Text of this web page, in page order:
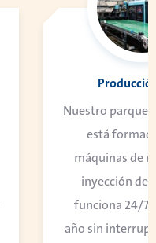
Nuestro parque
está
máquinas de
inyección de
funciona 24/7,
año sin